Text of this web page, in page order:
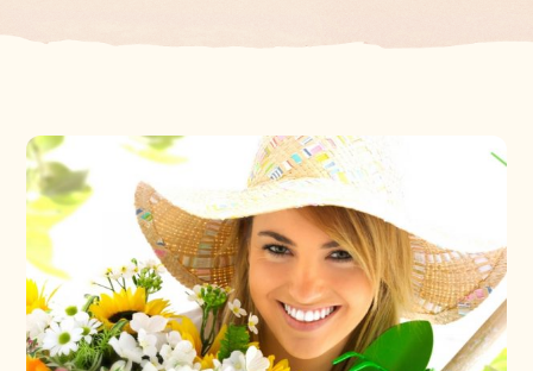
Boutique en ligne
Légumes & Potagères
Aromatiques & Comestibles
Fleurs, Prairies, Engrais verts
Jardinage au naturel
Découvertes végétales
Plantes & Gastronomie
Notre philosophie
Ateliers & Evènements